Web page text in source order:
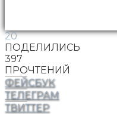
20
ПОДЕЛИЛИСЬ
397
ПРОЧТЕНИЙ
ФЕЙСБУК
ТЕЛЕГРАМ
ТВИТТЕР